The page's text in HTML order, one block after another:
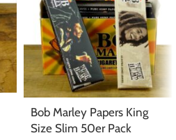
Bob Marley Papers King
Size Slim 50er Pack